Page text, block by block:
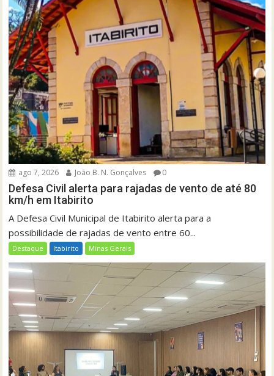
ago 7, 2026 João B. N. Gonçalves 0
Defesa Civil alerta para rajadas de vento de até 80
km/h em Itabirito
A Defesa Civil Municipal de Itabirito alerta para a
possibilidade de rajadas de vento entre 60...
Destaque Itabirito Minas Gerais